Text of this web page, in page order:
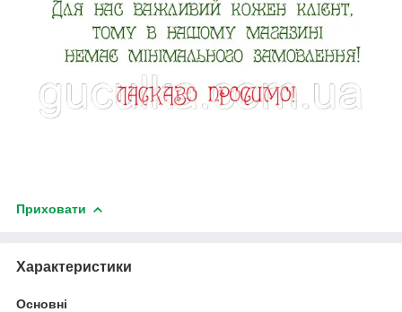
Приховати
Характеристики
Основні